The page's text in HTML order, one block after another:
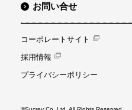
お問い合せ
コーポレートサイト
採用情報
プライバシーポリシー